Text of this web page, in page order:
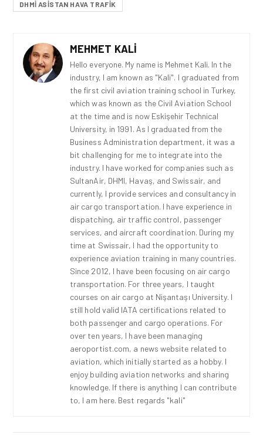
DHMİ ASİSTAN HAVA TRAFİK
MEHMET KALI
Hello everyone. My name is Mehmet Kali. In the
industry, I am known as "Kali". I graduated from
the first civil aviation training school in Turkey,
which was known as the Civil Aviation School
at the time and is now Eskişehir Technical
University, in 1991. As I graduated from the
Business Administration department, it was a
bit challenging for me to integrate into the
industry. I have worked for companies such as
SultanAir, DHMI, Havaş, and Swissair, and
currently, I provide services and consultancy in
air cargo transportation. I have experience in
dispatching, air traffic control, passenger
services, and aircraft coordination. During my
time at Swissair, I had the opportunity to
experience aviation training in many countries.
Since 2012, I have been focusing on air cargo
transportation. For three years, I taught
courses on air cargo at Nişantaşı University. I
still hold valid IATA certifications related to
both passenger and cargo operations. For
over ten years, I have been managing
aeroportist.com, a news website related to
aviation, which initially started as a hobby. I
enjoy building aviation networks and sharing
knowledge. If there is anything I can contribute
to, I am here. Best regards "kali"